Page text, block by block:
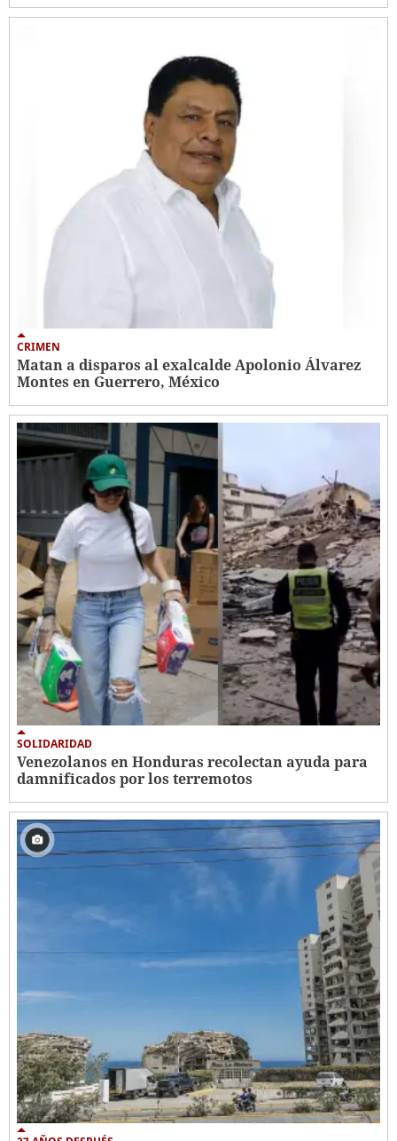
CRIMEN
Matan a disparos al exalcalde Apolonio Álvarez
Montes en Guerrero, México
SOLIDARIDAD
Venezolanos en Honduras recolectan ayuda para
damnificados por los terremotos